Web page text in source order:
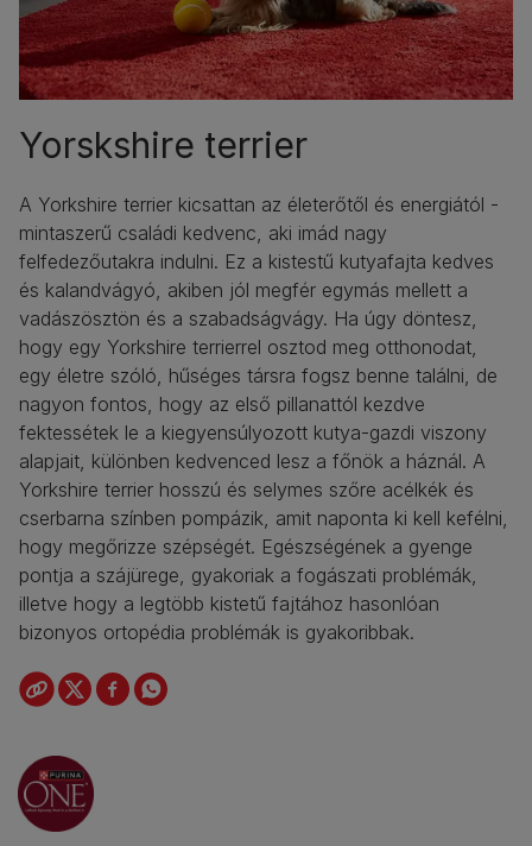
Yorskshire terrier
A Yorkshire terrier kicsattan az életerőtől és energiától -
mintaszerű családi kedvenc, aki imád nagy
felfedezőutakra indulni. Ez a kistestű kutyafajta kedves
és kalandvágyó, akiben jól megfér egymás mellett a
vadászösztön és a szabadságvágy. Ha úgy döntesz,
hogy egy Yorkshire terrierrel osztod meg otthonodat,
egy életre szóló, hűséges társra fogsz benne találni, de
nagyon fontos, hogy az első pillanattól kezdve
fektessétek le a kiegyensúlyozott kutya-gazdi viszony
alapjait, különben kedvenced lesz a főnök a háznál. A
Yorkshire terrier hosszú és selymes szőre acélkék és
cserbarna színben pompázik, amit naponta ki kell kefélni,
hogy megőrizze szépségét. Egészségének a gyenge
pontja a szájürege, gyakoriak a fogászati problémák,
illetve hogy a legtöbb kistetű fajtához hasonlóan
bizonyos ortopédia problémák is gyakoribbak.